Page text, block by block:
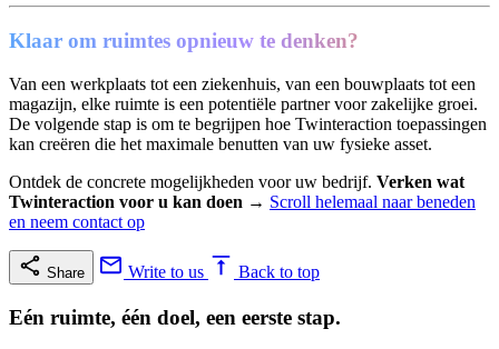
Klaar om ruimtes opnieuw te denken?
Van een werkplaats tot een ziekenhuis, van een bouwplaats tot een
magazijn, elke ruimte is een potentiële partner voor zakelijke groei.
De volgende stap is om te begrijpen hoe Twinteraction toepassingen
kan creëren die het maximale benutten van uw fysieke asset.
Ontdek de concrete mogelijkheden voor uw bedrijf. Verken wat
Twinteraction voor u kan doen → Scroll helemaal naar beneden
en neem contact op
Share Write to us Back to top
Eén ruimte, één doel, een eerste stap.